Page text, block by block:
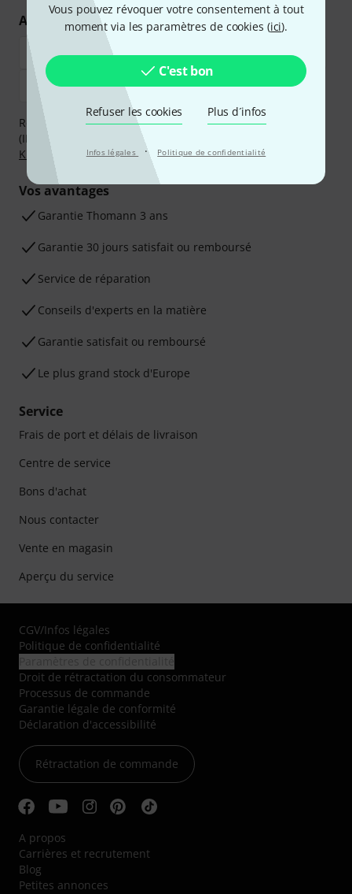
Vous pouvez révoquer votre consentement à tout
moment via les paramètres de cookies (ici).
C'est bon
Refuser les cookies Plus d´infos
Infos légales · Politique de confidentialité
Achetez et payez en toute sécurité
Réglez de manière sûre et sécurisée par Virement
(IBAN/BIC), PayPal, Amazon Pay,
Klarna Payer en 3 foisou Carte de crédit.
Vos avantages
Ga­ran­tie Thomann 3 ans
Garantie 30 jours satisfait ou remboursé
Service de réparation
Conseils d'experts en la matière
Garantie satisfait ou remboursé
Le plus grand stock d'Europe
Service
Frais de port et délais de livraison
Centre de service
Bons d'achat
Nous contacter
Vente en magasin
Aperçu du service
CGV/Infos légales
Politique de confidentialité
Droit de rétractation du consommateur
Processus de commande
Garantie légale de conformité
Déclaration d'accessibilité
Rétractation de commande
A propos
Carrières et recrutement
Blog
Petites annonces